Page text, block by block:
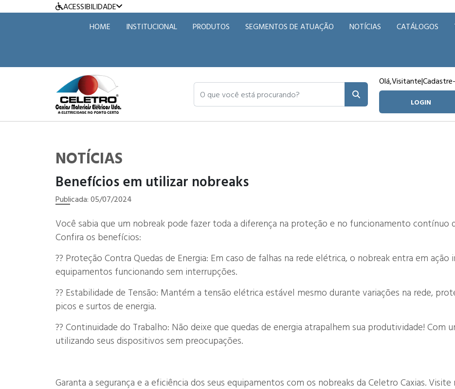
ACESSIBILIDADE
HOME
INSTITUCIONAL PRODUTOS SEGMENTOS DE ATUAÇÃO NOTÍCIAS CATÁLOGOS
O que você está procurando? Olá,Visitante|
LOGIN
NOTÍCIAS
Benefícios em utilizar nobreaks
Publicada: 05/07/2024
Você sabia que um nobreak pode fazer toda a diferença na proteção e no funcionamento contínuo
Confira os benefícios:
?? Proteção Contra Quedas de Energia: Em caso de falhas na rede elétrica, o nobreak entra em
equipamentos funcionando sem interrupções.
?? Estabilidade de Tensão: Mantém a tensão elétrica estável mesmo durante variações na rede,
picos e surtos de energia.
?? Continuidade do Trabalho: Não deixe que quedas de energia atrapalhem sua produtividade! Com
utilizando seus dispositivos sem preocupações.
Garanta a segurança e a eficiência dos seus equipamentos com os nobreaks da Celetro Caxias.